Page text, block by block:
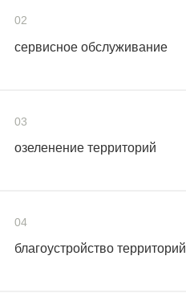
02
сервисное обслуживание
03
озеленение территорий
04
благоустройство территорий